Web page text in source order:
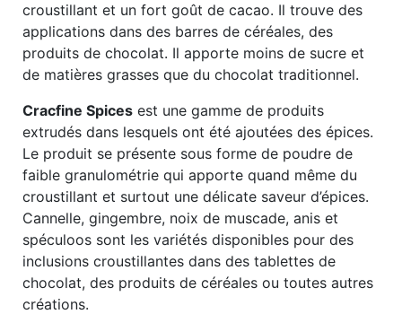
croustillant et un fort goût de cacao. Il trouve des
applications dans des barres de céréales, des
produits de chocolat. Il apporte moins de sucre et
de matières grasses que du chocolat traditionnel.
Cracfine Spices est une gamme de produits
extrudés dans lesquels ont été ajoutées des épices.
Le produit se présente sous forme de poudre de
faible granulométrie qui apporte quand même du
croustillant et surtout une délicate saveur d’épices.
Cannelle, gingembre, noix de muscade, anis et
spéculoos sont les variétés disponibles pour des
inclusions croustillantes dans des tablettes de
chocolat, des produits de céréales ou toutes autres
créations.